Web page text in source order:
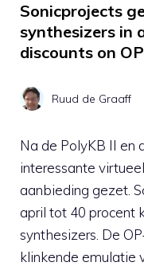
Sonicprojects
synthesizers in
discounts on
Ruud de Graaff
Na de PolyKB II en
interessante
aanbieding gezet.
april tot 40 procent
synthesizers. De
klinkende emulatie